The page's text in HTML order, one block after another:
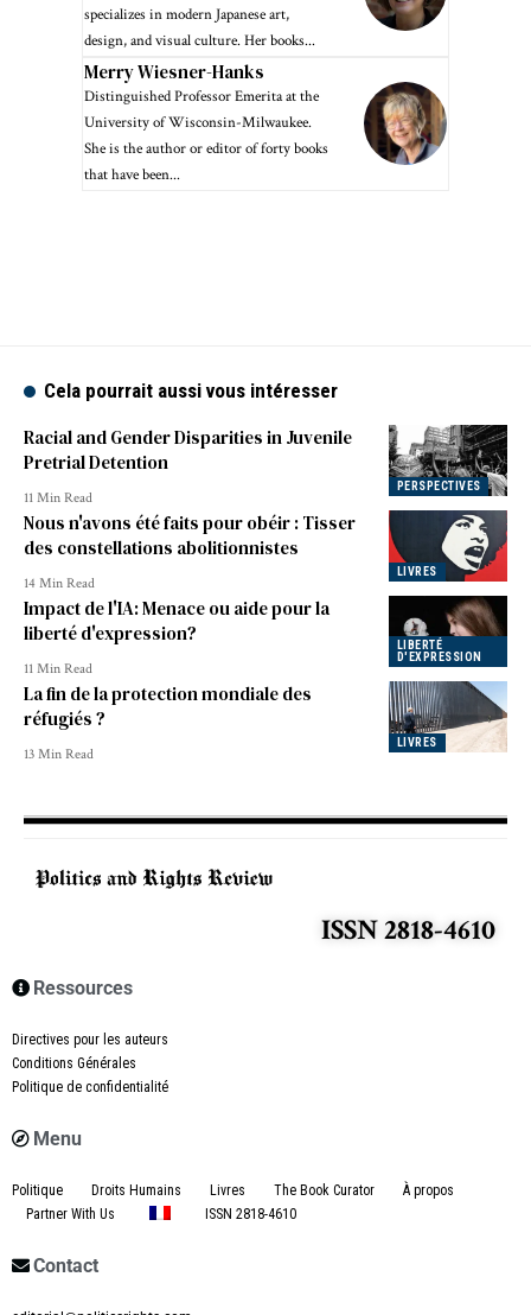
specializes in modern Japanese art,
design, and visual culture. Her books...
Merry Wiesner-Hanks
Distinguished Professor Emerita at the
University of Wisconsin-Milwaukee.
She is the author or editor of forty books
that have been...
Cela pourrait aussi vous intéresser
PERSPECTIVES
Racial and Gender Disparities in Juvenile
Pretrial Detention
11 Min Read
LIVRES
Nous n'avons été faits pour obéir : Tisser
des constellations abolitionnistes
14 Min Read
LIBERTÉ
D'EXPRESSION
Impact de l'IA: Menace ou aide pour la
liberté d'expression?
11 Min Read
LIVRES
La fin de la protection mondiale des
réfugiés ?
13 Min Read
ISSN 2818-4610
Ressources
Directives pour les auteurs
Conditions Générales
Politique de confidentialité
Menu
Politique Droits Humains Livres The Book Curator
À propos
Partner With Us
ISSN 2818-4610
Contact